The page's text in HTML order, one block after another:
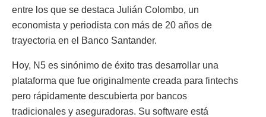
entre los que se destaca Julián Colombo, un
economista y periodista con más de 20 años de
trayectoria en el Banco Santander.
Hoy, N5 es sinónimo de éxito tras desarrollar una
plataforma que fue originalmente creada para fintechs
pero rápidamente descubierta por bancos
tradicionales y aseguradoras. Su software está